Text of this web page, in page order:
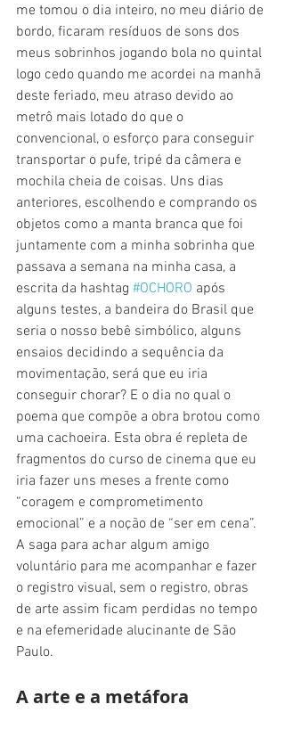
me tomou o dia inteiro, no meu diário de
bordo, ficaram resíduos de sons dos
meus sobrinhos jogando bola no quintal
logo cedo quando me acordei na manhã
deste feriado, meu atraso devido ao
metrô mais lotado do que o
convencional, o esforço para conseguir
transportar o pufe, tripé da câmera e
mochila cheia de coisas. Uns dias
anteriores, escolhendo e comprando os
objetos como a manta branca que foi
juntamente com a minha sobrinha que
passava a semana na minha casa, a
escrita da hashtag #OCHORO após
alguns testes, a bandeira do Brasil que
seria o nosso bebê simbólico, alguns
ensaios decidindo a sequência da
movimentação, será que eu iria
conseguir chorar? E o dia no qual o
poema que compõe a obra brotou como
uma cachoeira. Esta obra é repleta de
fragmentos do curso de cinema que eu
iria fazer uns meses a frente como
“coragem e comprometimento
emocional” e a noção de “ser em cena”.
A saga para achar algum amigo
voluntário para me acompanhar e fazer
o registro visual, sem o registro, obras
de arte assim ficam perdidas no tempo
e na efemeridade alucinante de São
Paulo.
A arte e a metáfora